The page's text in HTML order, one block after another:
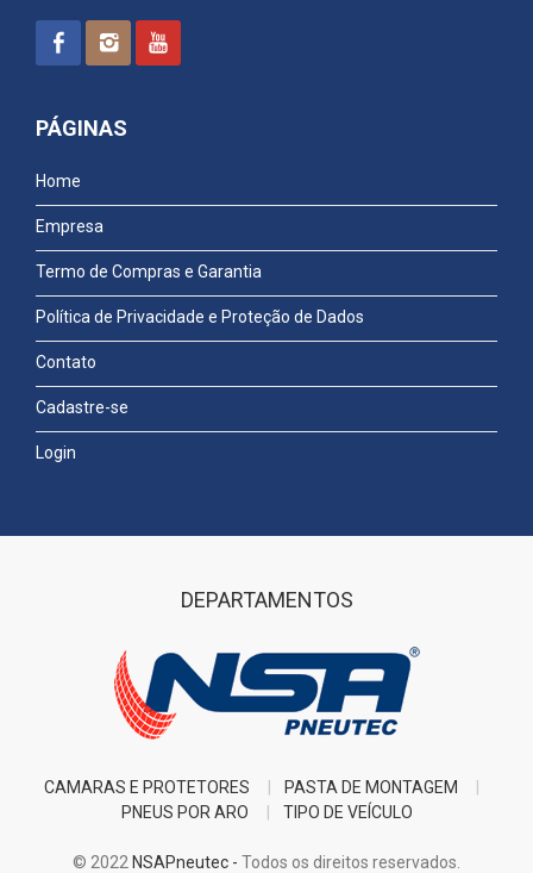
PÁGINAS
Home
Empresa
Termo de Compras e Garantia
Política de Privacidade e Proteção de Dados
Contato
Cadastre-se
Login
DEPARTAMENTOS
CAMARAS E PROTETORES
PASTA DE MONTAGEM
PNEUS POR ARO
TIPO DE VEÍCULO
© 2022 NSAPneutec - Todos os direitos reservados.